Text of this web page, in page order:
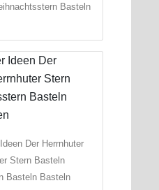
Basteln
Der Herrnhuter
Stern Basteln
Basteln Basteln